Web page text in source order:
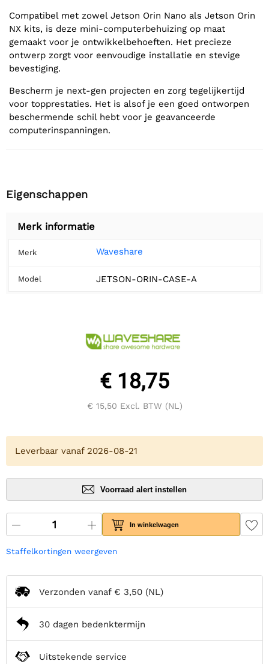
Compatibel met zowel Jetson Orin Nano als Jetson Orin
NX kits, is deze mini-computerbehuizing op maat
gemaakt voor je ontwikkelbehoeften. Het precieze
ontwerp zorgt voor eenvoudige installatie en stevige
bevestiging.
Bescherm je next-gen projecten en zorg tegelijkertijd
voor topprestaties. Het is alsof je een goed ontworpen
beschermende schil hebt voor je geavanceerde
computerinspanningen.
Eigenschappen
Merk informatie
Merk Waveshare
Model JETSON-ORIN-CASE-A
€ 18,75
€ 15,50 Excl. BTW (NL)
Leverbaar vanaf 2026-08-21
Voorraad alert instellen
In winkelwagen
Staffelkortingen weergeven
Verzonden vanaf € 3,50 (NL)
30 dagen bedenktermijn
Uitstekende service